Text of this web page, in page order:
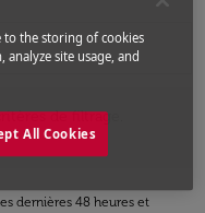
de filtrage.
dernières 48 heures et
to the storing of cookies
site usage, and
All Cookies